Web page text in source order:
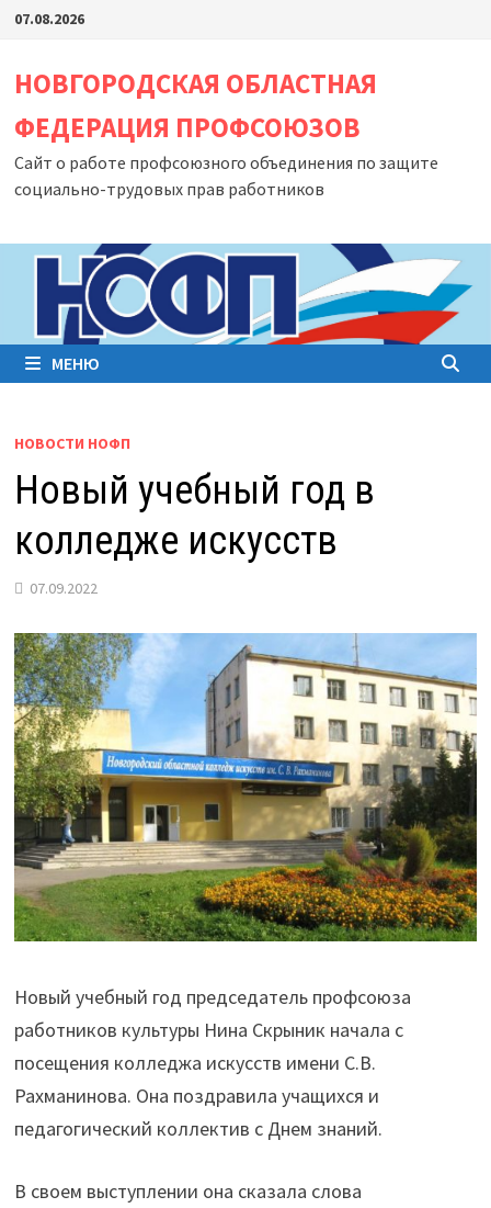
Перейти
содержимому
07.08.2026
НОВГОРОДСКАЯ ОБЛАСТНАЯ
ФЕДЕРАЦИЯ ПРОФСОЮЗОВ
Сайт о работе профсоюзного объединения по защите
социально-трудовых прав работников
МЕНЮ
НОВОСТИ НОФП
Новый учебный год в
колледже искусств
07.09.2022
Новый учебный год председатель профсоюза
работников культуры Нина Скрыник начала с
посещения колледжа искусств имени С.В.
Рахманинова. Она поздравила учащихся и
педагогический коллектив с Днем знаний.
В своем выступлении она сказала слова